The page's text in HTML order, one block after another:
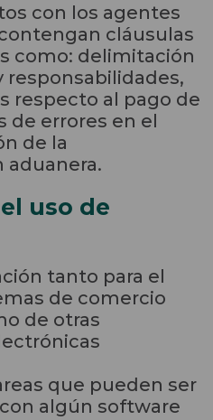
con los agentes
cláusulas
como: delimitación
responsabilidades,
respecto al pago de
de errores en el
de la
uso de
tanto para el
de comercio
de otras
que pueden ser
algún software